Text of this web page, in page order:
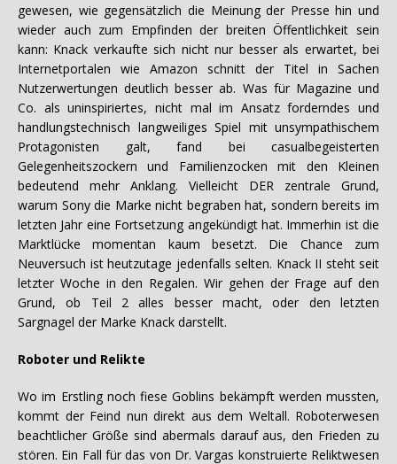
gewesen, wie gegensätzlich die Meinung der Presse hin und
wieder auch zum Empfinden der breiten Öffentlichkeit sein
kann: Knack verkaufte sich nicht nur besser als erwartet, bei
Internetportalen wie Amazon schnitt der Titel in Sachen
Nutzerwertungen deutlich besser ab. Was für Magazine und
Co. als uninspiriertes, nicht mal im Ansatz forderndes und
handlungstechnisch langweiliges Spiel mit unsympathischem
Protagonisten galt, fand bei casualbegeisterten
Gelegenheitszockern und Familienzocken mit den Kleinen
bedeutend mehr Anklang. Vielleicht DER zentrale Grund,
warum Sony die Marke nicht begraben hat, sondern bereits im
letzten Jahr eine Fortsetzung angekündigt hat. Immerhin ist die
Marktlücke momentan kaum besetzt. Die Chance zum
Neuversuch ist heutzutage jedenfalls selten. Knack II steht seit
letzter Woche in den Regalen. Wir gehen der Frage auf den
Grund, ob Teil 2 alles besser macht, oder den letzten
Sargnagel der Marke Knack darstellt.
Roboter und Relikte
Wo im Erstling noch fiese Goblins bekämpft werden mussten,
kommt der Feind nun direkt aus dem Weltall. Roboterwesen
beachtlicher Größe sind abermals darauf aus, den Frieden zu
stören. Ein Fall für das von Dr. Vargas konstruierte Reliktwesen